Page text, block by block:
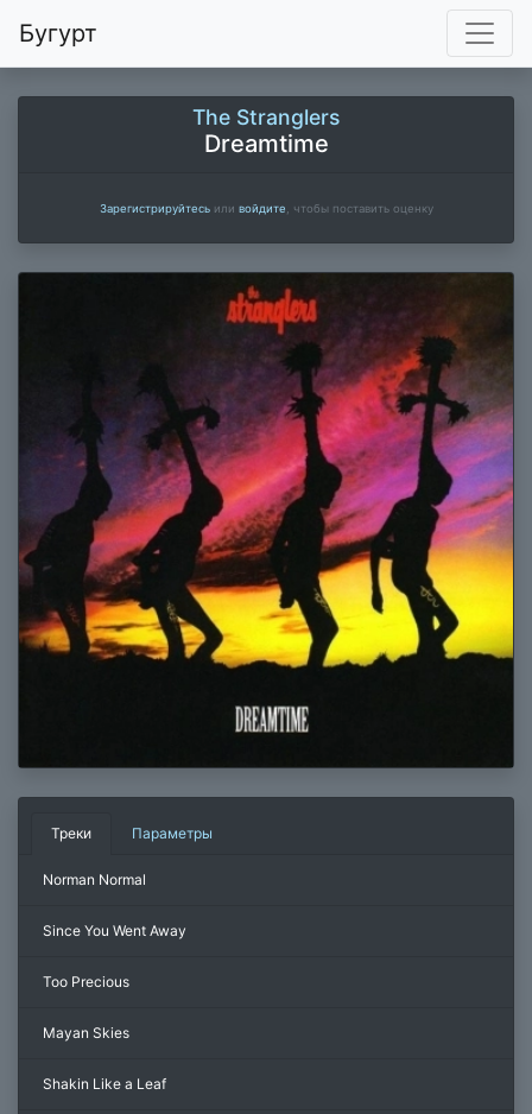
Бугурт
The Stranglers
Dreamtime
Зарегистрируйтесьили войдите , чтобы поставить оценку
Треки Параметры
Norman Normal
Since You Went Away
Too Precious
Mayan Skies
Shakin Like a Leaf